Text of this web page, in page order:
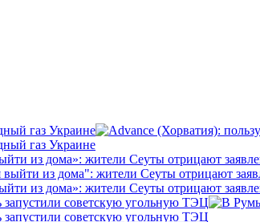
газ Украине
газ Украине
из дома»: жители Сеуты отрицают
из дома»: жители Сеуты отрицают
запустили советскую угольную ТЭЦ
запустили советскую угольную ТЭЦ